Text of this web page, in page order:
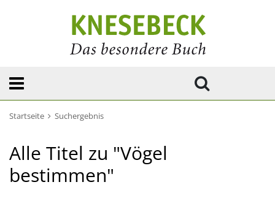
Startseite Suchergebnis
Alle Titel zu "Vögel
bestimmen"